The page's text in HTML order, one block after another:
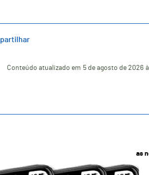
partilhar
Conteúdo atualizado em 5 de agosto de 2026
as